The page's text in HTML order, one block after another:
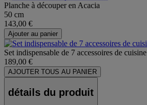
Planche à découper en Acacia
50 cm
143,00 €
Ajouter au panier
Set indispensable de 7 accessoires de cuisine
189,00 €
AJOUTER TOUS AU PANIER
détails du produit